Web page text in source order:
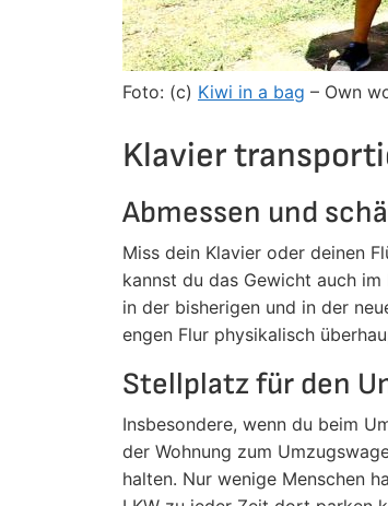
Foto: (c) Kiwi in a bag – Own
Klavier
Abmessen und
Miss dein Klavier oder deinen
kannst du das Gewicht auch
in der bisherigen und in der
engen Flur physikalisch
Stellplatz für den
Insbesondere, wenn du beim
der Wohnung zum
halten. Nur wenige Menschen